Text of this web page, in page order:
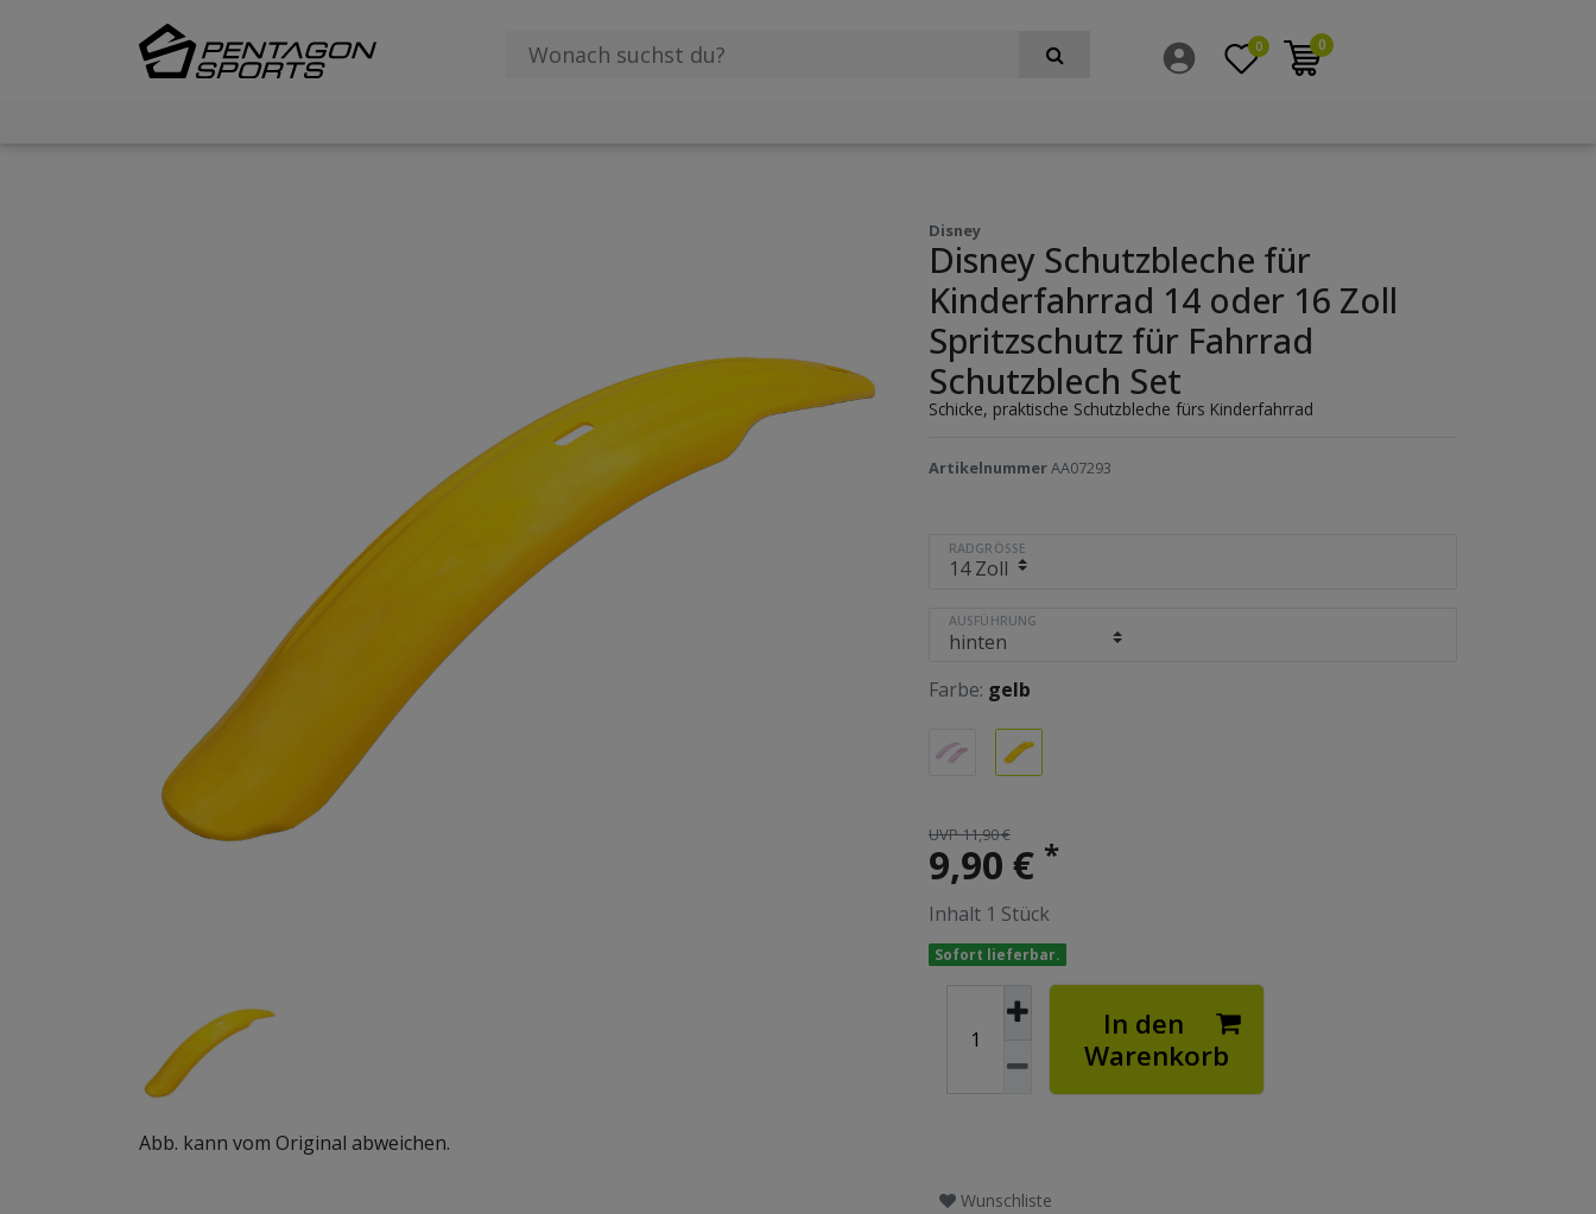
0 0
Abb. kann vom Original abweichen.
Disney
Disney Schutzbleche für
Kinderfahrrad 14 oder 16 Zoll
Spritzschutz für Fahrrad
Schutzblech Set
Schicke, praktische Schutzbleche fürs Kinderfahrrad
ArtikelnummerAA07293
RADGRÖSSE
AUSFÜHRUNG
Farbe: gelb
UVP 11,90 €
9,90 € *
Inhalt 1 Stück
Sofort lieferbar.
In den
Warenkorb
Wunschliste